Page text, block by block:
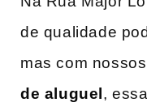
de qualidade
mas com
de aluguel ,